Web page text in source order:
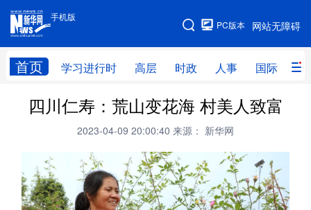
手机版
网站无障碍
PC版本
首页 学习进行时 高层 时政 人事 国际 财
手机版
网站地图
学习进行时 高层 时政 人事
财经 网评
台湾 思客智库 全球连线 教育
科技 科创 量子 体育
四川仁寿：荒山变花海 村美人致富
2023-04-09 20:00:40 来源： 新华网